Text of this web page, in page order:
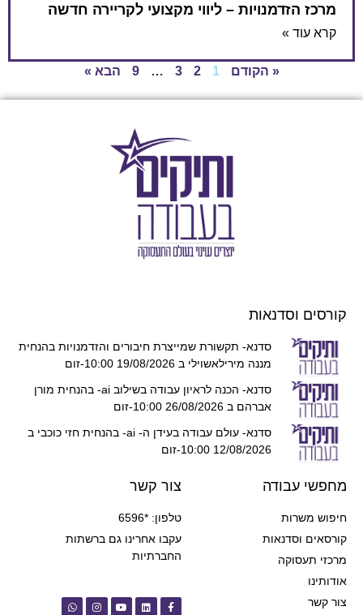
מרכז הזדמנויות – ליווי מקצועי לקריירה חדשה
קרא עוד »
« הקודם 1
2
3
…
9 הבא »
קורסים וסדנאות
סדנא- תקשורת שמייצרת חיבורים והזדמנויות בהנחית
מננה מירילאשוילי ב 19/08/2026 10:00-זום
סדנא- הכנה לראיון עבודה בשילוב ai- בהנחית מורן
אברהם ב 26/08/2026 10:00-זום
סדנא- עולם עבודה בעידן ה- ai- בהנחית חזי כוכבי ב
12/08/2026 10:00-זום
מחפשי עבודה
חיפוש משרות
קורסאים וסדנאות
מרכזי תעסוקה
אודותינו
צור קשר
צור קשר
טלפון: *6596
עקבו אחרינו גם ברשתות
החברתיות